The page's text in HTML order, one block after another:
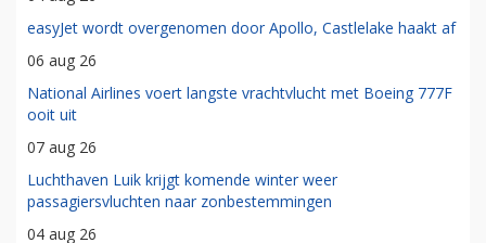
easyJet wordt overgenomen door Apollo, Castlelake haakt af
06 aug 26
National Airlines voert langste vrachtvlucht met Boeing 777F
ooit uit
07 aug 26
Luchthaven Luik krijgt komende winter weer
passagiersvluchten naar zonbestemmingen
04 aug 26